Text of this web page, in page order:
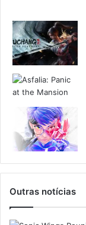
Outras notícias